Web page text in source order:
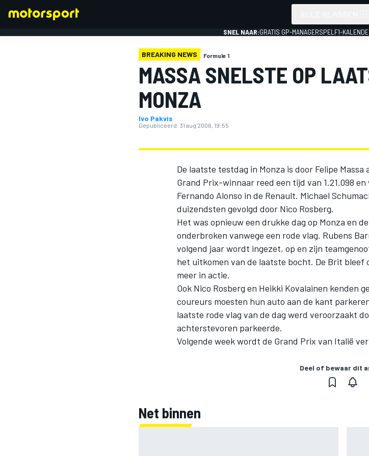
SNEL NAAR:GRATIS GP-MANAGERSPEL F1-
BREAKING NEWS Formule 1
MASSA SNELSTE OP
MONZA
Ivo Pakvis
Gepubliceerd: 31 aug 2006, 19:55
De laatste testdag in Monza is door Felipe
Grand Prix-winnaar reed een tijd van 1.21.098
Fernando Alonso in de Renault. Michael
duizendsten gevolgd door Nico Rosberg.
Het was opnieuw een drukke dag op Monza en
onderbroken vanwege een rode vlag. Rubens
volgend jaar wordt ingezet, op en zijn
het uitkomen van de laatste bocht. De Brit bleef
meer in actie.
Ook Nico Rosberg en Heikki Kovalainen kenden
coureurs moesten hun auto aan de kant
laatste rode vlag van de dag werd veroorzaakt
achterstevoren parkeerde.
Volgende week wordt de Grand Prix van Italië
Deel of bewaar dit
Net binnen